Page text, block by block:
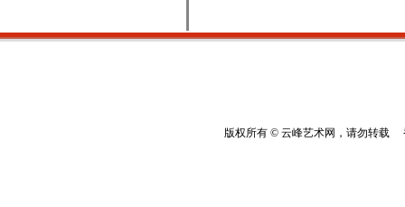
版权所有 © 云峰艺术网，请勿转载